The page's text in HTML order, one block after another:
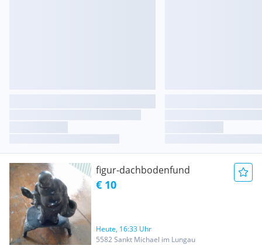
figur-dachbodenfund
€ 10
Heute, 16:33 Uhr
5582 Sankt Michael im Lungau